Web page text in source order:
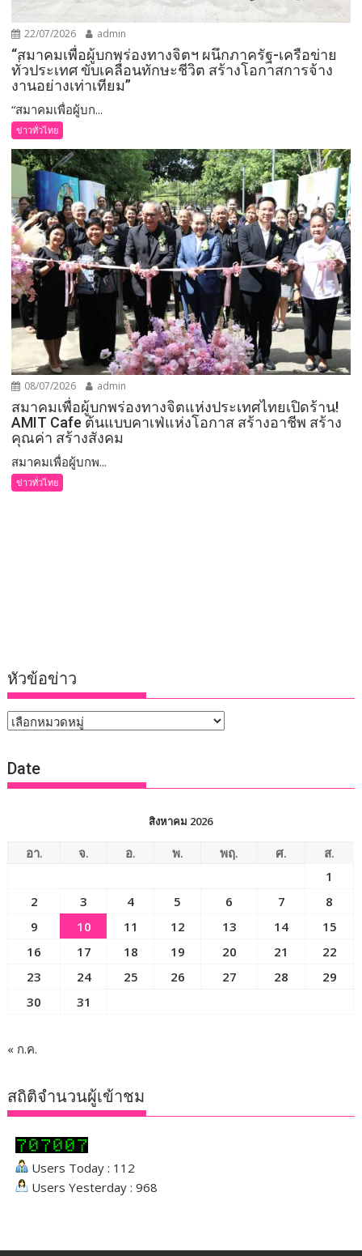
22/07/2026 admin
“สมาคมเพื่อผู้บกพร่องทางจิตฯ ผนึกภาครัฐ-เครือข่าย
ทั่วประเทศ ขับเคลื่อนทักษะชีวิต สร้างโอกาสการจ้าง
งานอย่างเท่าเทียม”
“สมาคมเพื่อผู้บก...
ข่าวทั่วไทย
08/07/2026 admin
สมาคมเพื่อผู้บกพร่องทางจิตแห่งประเทศไทยเปิดร้าน!
AMIT Cafe ต้นแบบคาเฟ่แห่งโอกาส สร้างอาชีพ สร้าง
คุณค่า สร้างสังคม
สมาคมเพื่อผู้บกพ...
ข่าวทั่วไทย
หัวข้อข่าว
หัวข้อ
Date
สิงหาคม 2026
อา. จ. อ. พ. พฤ. ศ.
ส.
1
2
3 4 5 6 7
8
9
10 11 12 13 14
15
16
17 18 19 20 21
22
23
24 25 26 27 28
29
30
31
« ก.ค.
สถิติจำนวนผู้เข้าชม
Users Today : 112
Users Yesterday : 968